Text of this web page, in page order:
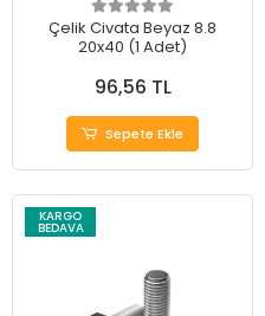
Çelik Civata Beyaz 8.8
20x40 (1 Adet)
96,56 TL
Sepete Ekle
KARGO
BEDAVA